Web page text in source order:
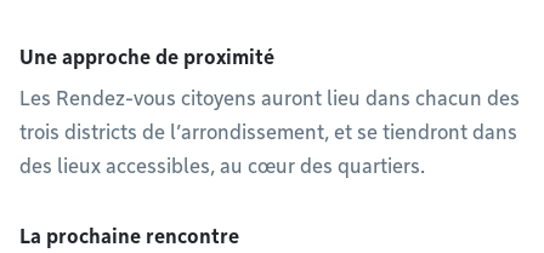
Une approche de proximité
Les Rendez-vous citoyens auront lieu dans chacun des
trois districts de l’arrondissement, et se tiendront dans
des lieux accessibles, au cœur des quartiers.
La prochaine rencontre